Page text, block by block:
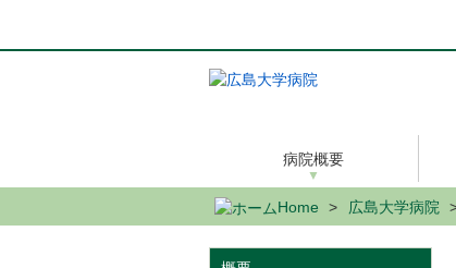
ン
病院概要
Home 広島大学病院